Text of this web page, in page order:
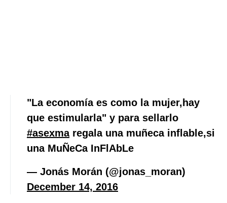
"La economía es como la mujer,hay
que estimularla" y para sellarlo
#asexmaregala una muñeca inflable,si
una MuÑeCa InFlAbLe
— Jonás Morán (@jonas_moran)
December 14, 2016